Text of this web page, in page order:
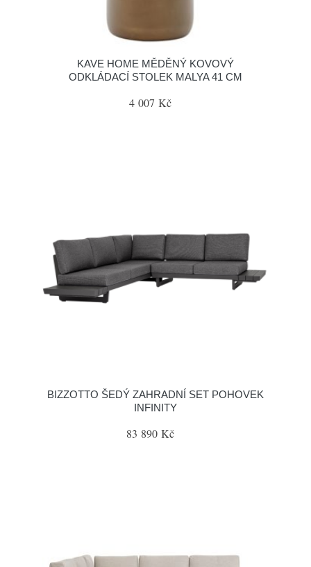
KAVE HOME MĚDĚNÝ KOVOVÝ
ODKLÁDACÍ STOLEK MALYA 41 CM
4 007 Kč
BIZZOTTO ŠEDÝ ZAHRADNÍ SET POHOVEK
INFINITY
83 890 Kč